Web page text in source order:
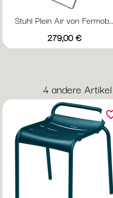
Stuhl Plein Air von Fermob...
Preis
279,00 €
Vorschau
Acapulcoblau
Anthrazit
Chili
4 andere